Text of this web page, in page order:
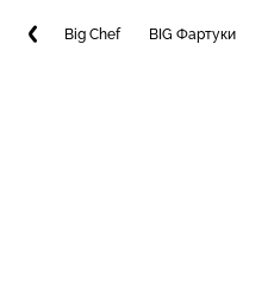
Big Chef BIG Фартуки